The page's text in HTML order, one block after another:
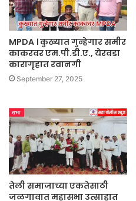
MPDA । कुख्यात गुन्हेगार समीर
काकरवर एम.पी.डी.ए., येरवडा
कारागृहात रवानगी
September 27, 2025
तेली समाजाच्या एकतेसाठी
जळगावात महासभा उत्साहात